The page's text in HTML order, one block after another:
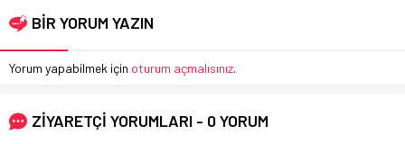
BİR YORUM YAZIN
Yorum yapabilmek için oturum açmalısınız.
ZİYARETÇİ YORUMLARI - 0 YORUM